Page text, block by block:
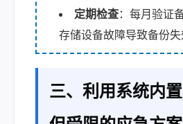
定期检查：每月验证
存储设备故障导致备份失
三、利用系统内